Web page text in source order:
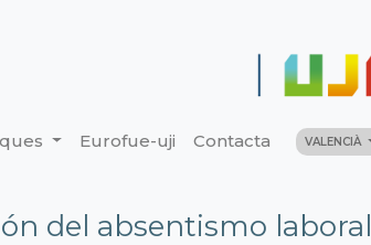
Eurofue-uji Contacta VALENCIÀ
del absentismo laboral